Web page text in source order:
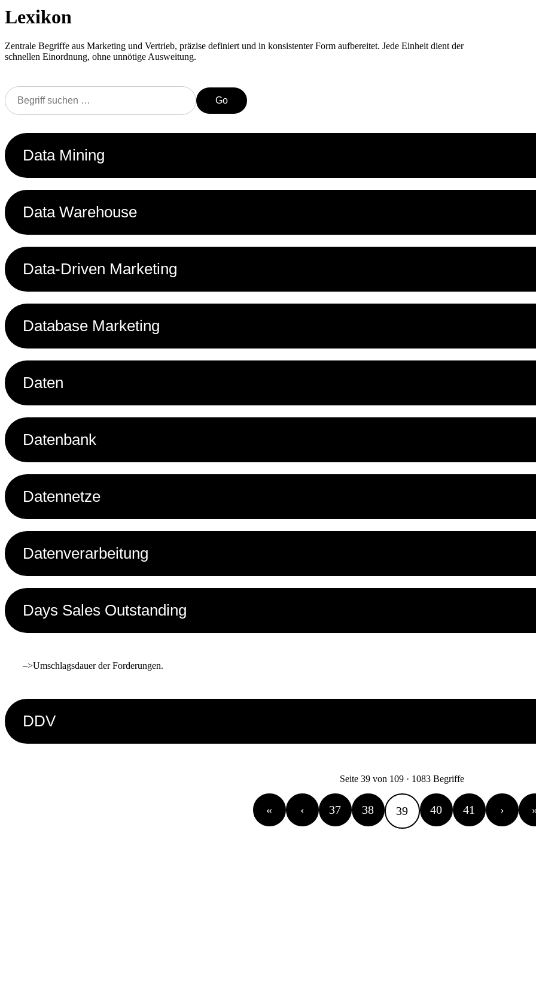
Lexikon
Zentrale Begriffe aus Marketing und Vertrieb, präzise definiert und in konsistenter Form aufbereitet. Jede Einheit dient der
schnellen Einordnung, ohne unnötige Ausweitung.
Go
Data Mining
Data Warehouse
Data-Driven Marketing
Database Marketing
Daten
Datenbank
Datennetze
Datenverarbeitung
Days Sales Outstanding
–>Umschlagsdauer der Forderungen.
DDV
Seite 39 von 109 · 1083 Begriffe
« ‹ 37 38 39 40 41 ›